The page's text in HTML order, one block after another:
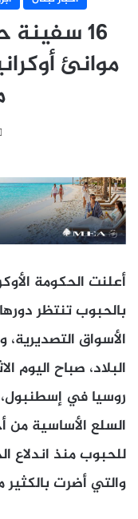
16
موانئ
بالحبوب تنتظر
الأسواق
البلاد، صباح اليوم
روسيا في إسطنبول،
السلع الأساسية من
للحبوب منذ اندلاع
والتي أضرت